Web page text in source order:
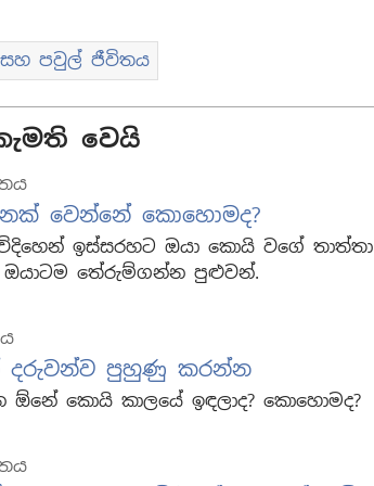
සහ පවුල් ජීවිතය
වෙයි
වෙන්නේ කොහොමද?
ඉස්සරහට ඔයා කොයි වගේ තාත්තා
ඔයාටම තේරුම්ගන්න පුළුවන්.
දරුවන්ව පුහුණු කරන්න
කොයි කාලයේ ඉඳලාද? කොහොමද?